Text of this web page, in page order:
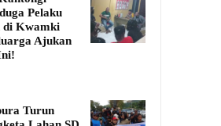
Pelaku
di Kwamki
Ajukan
Turun